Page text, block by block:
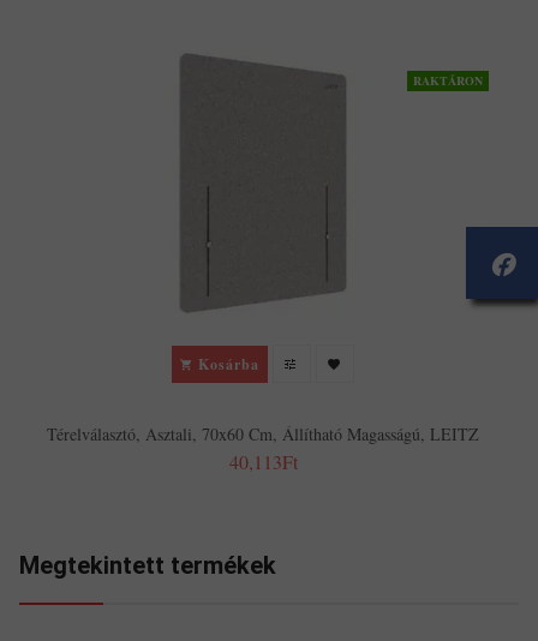
RAKTÁRON
Kosárba
Térelválasztó, Asztali, 70x60 Cm, Állítható Magasságú, LEITZ
40,113Ft
Megtekintett termékek